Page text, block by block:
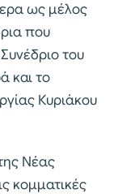
ως μέλος
που
του
και το
Κυριάκου
Νέας
κομματικές